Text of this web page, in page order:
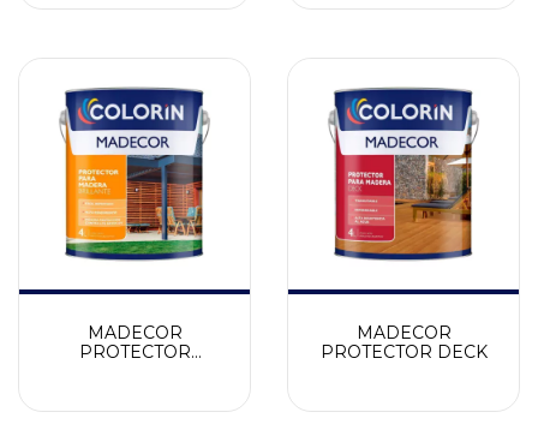
MADECOR
PROTECTOR
MADECOR
PROTECTOR DECK